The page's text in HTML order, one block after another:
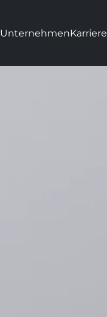
UnternehmenKarriere